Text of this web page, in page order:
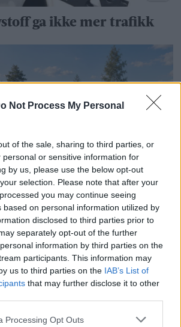
Not Process My Personal
of the sale, sharing to third parties, or
personal or sensitive information for
by us, please use the below opt-out
selection. Please note that after your
you may continue seeing
based on personal information utilized by
disclosed to third parties prior to
separately opt-out of the further
information by third parties on the
participants. This information may
us to third parties on the IAB’s List of
that may further disclose it to other
Processing Opt Outs
ga ikke mer trafikk
alle nye nærings­
«ja, takk – bare ikke i
uke:
Se opptak fra Stuggu
Backyard Ultra 2026
7 dager siden